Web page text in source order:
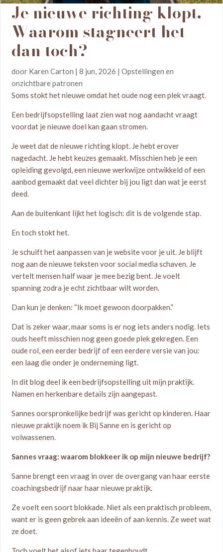
Je nieuwe richting klopt.
Waarom stagneert het
dan toch?
door Karen Carton |8 jun, 2026 |Opstellingen en
onzichtbare patronen
Soms stokt het nieuwe omdat het oude nog een plek vraagt.
Een bedrijfsopstelling laat zien wat nog aandacht vraagt
voordat je nieuwe doel kan gaan stromen.
Je weet dat de nieuwe richting klopt. Je hebt erover
nagedacht. Je hebt keuzes gemaakt. Misschien heb je een
opleiding gevolgd, een nieuwe werkwijze ontwikkeld of een
aanbod gemaakt dat veel dichter bij jou ligt dan wat je eerst
deed.
Aan de buitenkant lijkt het logisch: dit is de volgende stap.
En toch stokt het.
Je schuift het aanpassen van je website voor je uit. Je blijft
nog aan de nieuwe teksten voor social media schaven. Je
vertelt mensen half waar je mee bezig bent. Je voelt
spanning zodra je echt zichtbaar wilt worden.
Dan kun je denken: “Ik moet gewoon doorpakken.”
Dat is zeker waar, maar soms is er nog iets anders nodig. Iets
ouds heeft misschien nog geen goede plek gekregen. Een
oude rol, een eerder bedrijf of een eerdere versie van jou:
een laag die onder je onderneming ligt.
In dit blog deel ik een bedrijfsopstelling uit mijn praktijk.
Namen en herkenbare details zijn aangepast.
Sannes oorspronkelijke bedrijf was gericht op kinderen. Haar
nieuwe praktijk noem ik Bij Sanne en is gericht op
volwassenen.
Sannes vraag: waarom blokkeer ik op mijn nieuwe bedrijf?
Sanne brengt een vraag in over de overgang van haar eerste
coachingsbedrijf naar haar nieuwe praktijk.
Ze voelt een soort blokkade. Niet als een praktisch probleem,
want er is geen gebrek aan ideeën of aan kennis. Ze weet wat
ze doet.